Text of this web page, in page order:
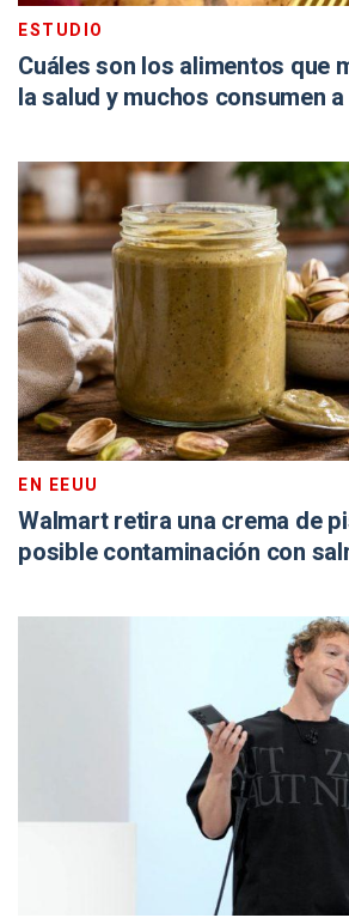
ESTUDIO
Cuáles son los alimentos que
la salud y muchos consumen
EN EEUU
Walmart retira una crema de
posible contaminación con